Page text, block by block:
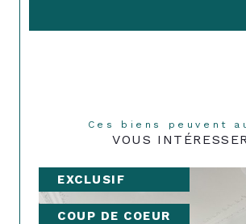
Ces biens peuvent
VOUS INTÉRESSER
EXCLUSIF
COUP DE COEUR